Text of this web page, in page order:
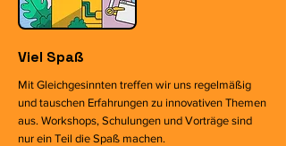
Viel Spaß
Mit Gleichgesinnten treffen wir uns regelmäßig
und tauschen Erfahrungen zu innovativen Themen
aus. Workshops, Schulungen und Vorträge sind
nur ein Teil die Spaß machen.